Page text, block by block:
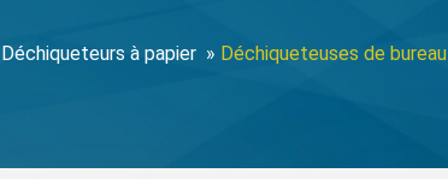
Déchiqueteurs à papier » Déchiqueteuses de bureau